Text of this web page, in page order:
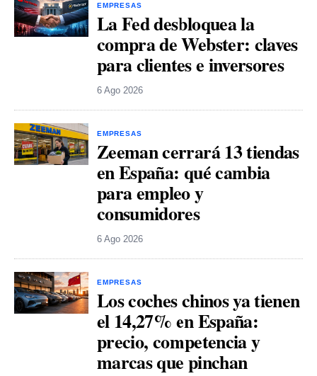
EMPRESAS
La Fed desbloquea la
compra de Webster: claves
para clientes e inversores
6 Ago 2026
EMPRESAS
Zeeman cerrará 13 tiendas
en España: qué cambia
para empleo y
consumidores
6 Ago 2026
EMPRESAS
Los coches chinos ya tienen
el 14,27% en España:
precio, competencia y
marcas que pinchan